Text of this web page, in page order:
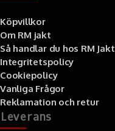
Köpvillkor
Om RM jakt
Så handlar du hos RM Jakt
Integritetspolicy
Cookiepolicy
Vanliga Frågor
Reklamation och retur
Leverans